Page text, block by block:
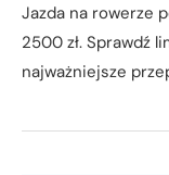
Jazda na rowerze
2500 zł. Sprawdź
najważniejsze